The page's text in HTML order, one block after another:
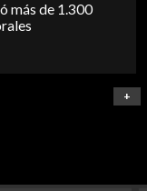
más de 1.300
+